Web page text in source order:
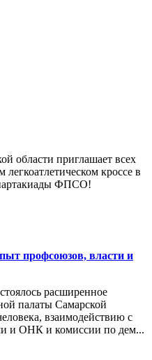
области приглашает всех
кроссе в
ФПСО!
профсоюзов, власти и
расширенное
палаты Самарской
взаимодействию с
и ОНК и комиссии по дем...